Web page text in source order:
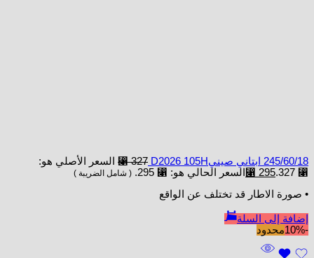
245/60/18 ابتاني صينيD2026 105H ⃁327
السعر الأصلي هو:
⃁ 327.
⃁ 295 السعر الحالي هو: ⃁ 295. ( شامل الضريبة )
• صورة الاطار قد تختلف عن الواقع
إضافة إلى السلة
-10%
محدود